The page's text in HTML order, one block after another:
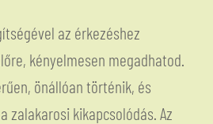
az érkezéshez
kényelmesen megadhatod.
önállóan történik, és
zalakarosi kikapcsolódás. Az